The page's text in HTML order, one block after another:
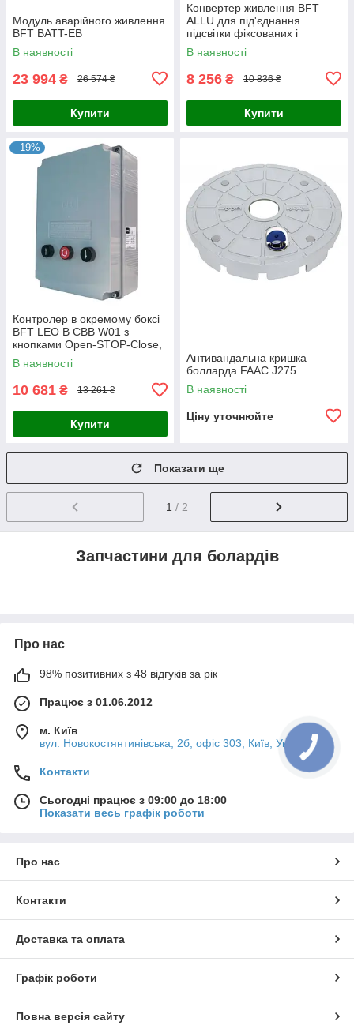
Модуль аварійного живлення
BFT BATT-EB
В наявності
23 994 ₴ 26 574 ₴
Купити
Конвертер живлення BFT
ALLU для під'єднання
підсвітки фіксованих і
напівавтоматичних болордів
В наявності
8 256 ₴ 10 836 ₴
Купити
–19%
Контролер в окремому боксі
BFT LEO B CBB W01 з
кнопками Open-STOP-Close,
без приймача
В наявності
10 681 ₴ 13 261 ₴
Купити
Антивандальна кришка
болларда FAAC J275
В наявності
Ціну уточнюйте
Показати ще
1 / 2
Запчастини для болардів
Про нас
98% позитивних з 48 відгуків за рік
Працює з 01.06.2012
м. Київ
вул. Новокостянтинівська, 2б, офіс 303, Київ, Україна
Контакти
Сьогодні працює з 09:00 до 18:00
Показати весь графік роботи
Про нас
Контакти
Доставка та оплата
Графік роботи
Повна версія сайту